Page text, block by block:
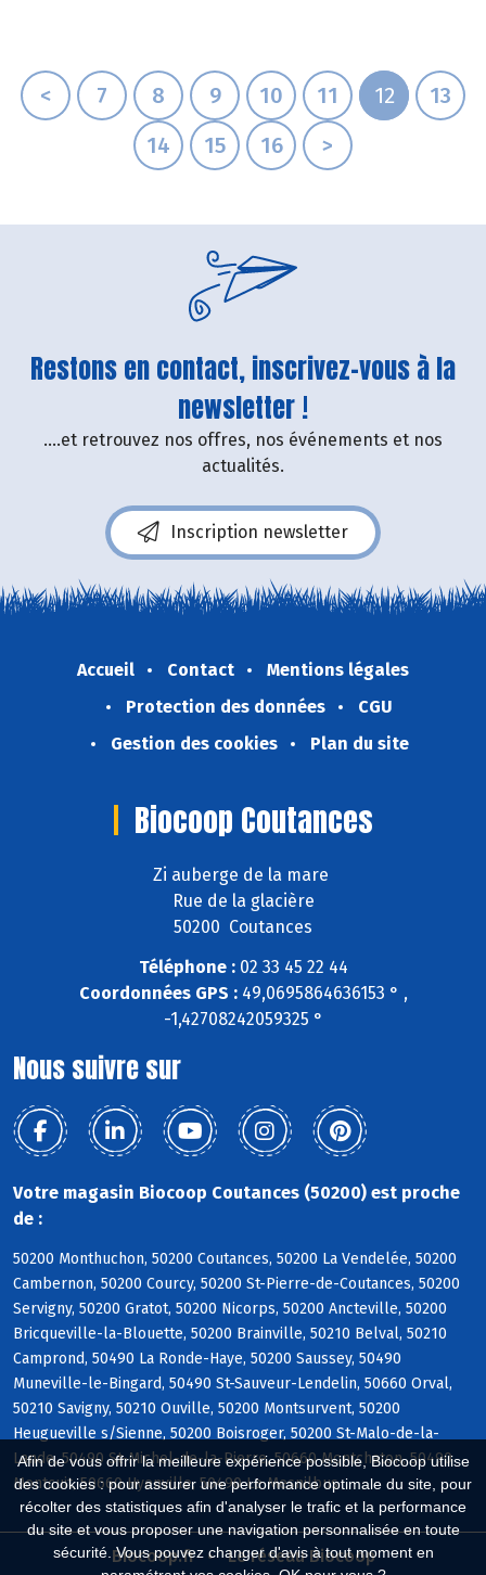
Afin de vous offrir la meilleure expérience possible, Biocoop utilise
des cookies : pour assurer une performance optimale du site, pour
récolter des statistiques afin d'analyser le trafic et la performance
du site et vous proposer une navigation personnalisée en toute
sécurité. Vous pouvez changer d'avis à tout moment en
< 7 8 9 10 11 12
13
14
15 16 >
Restons en contact, inscrivez-vous à la
newsletter !
....et retrouvez nos offres, nos événements et nos
actualités.
Inscription newsletter
Accueil Contact
Mentions légales
Protection des données
CGU
Gestion des cookies
Plan du site
Biocoop Coutances
Zi auberge de la mare
Rue de la glacière
50200 Coutances
Téléphone :02 33 45 22 44
Coordonnées GPS :49,0695864636153 ° ,
-1,42708242059325 °
Nous suivre sur
Votre magasin Biocoop Coutances (50200) est proche
de :
50200 Monthuchon, 50200 Coutances, 50200 La Vendelée, 50200
Cambernon, 50200 Courcy, 50200 St-Pierre-de-Coutances, 50200
Servigny, 50200 Gratot, 50200 Nicorps, 50200 Ancteville, 50200
Bricqueville-la-Blouette, 50200 Brainville, 50210 Belval, 50210
Camprond, 50490 La Ronde-Haye, 50200 Saussey, 50490
Muneville-le-Bingard, 50490 St-Sauveur-Lendelin, 50660 Orval,
50210 Savigny, 50210 Ouville, 50200 Montsurvent, 50200
Heugueville s/Sienne, 50200 Boisroger, 50200 St-Malo-de-la-
Lande, 50490 St-Michel-de-la-Pierre, 50660 Montchaton, 50490
Montcuit, 50660 Hyenville, 50490 Le Mesnilbus
Biocoop.fr Le réseau Biocoop